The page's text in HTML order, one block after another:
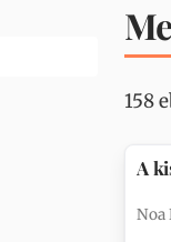
158
A
Noa